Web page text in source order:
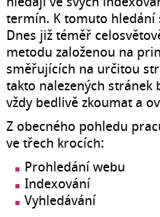
termín. K tomuto hledání
Dnes již téměř
metodu založenou na
směřujících na určitou
takto nalezených
vždy bedlivě zkoumat a
Z obecného pohledu
ve třech krocích:
Prohledání webu
Indexování
Vyhledávání